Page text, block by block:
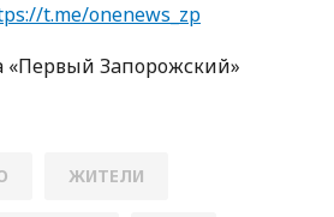
t.me/onenews_zp
«Первый Зaпoрoжский»
ЖИТЕЛИ